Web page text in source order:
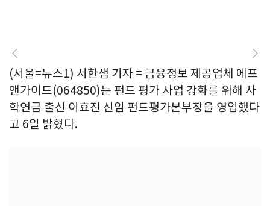
(서울=뉴스1) 서한샘 기자 = 금융정보 제공업체 에프
앤가이드(064850)는 펀드 평가 사업 강화를 위해 사
학연금 출신 이효진 신임 펀드평가본부장을 영입했다
고 6일 밝혔다.